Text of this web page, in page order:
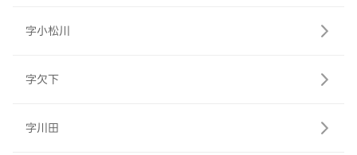
字小松川
字欠下
字川田